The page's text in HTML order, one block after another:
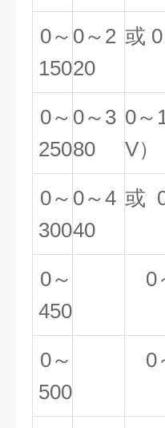
0～
150
0～2
20
或
0～
250
0～3
80
0～
V）
0～
300
0～4
40
或
0～
450
0
0～
500
0